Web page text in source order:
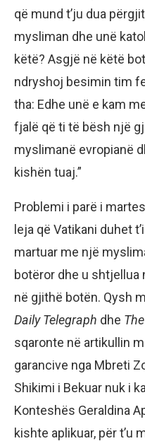
që mund t’ju dua
mysliman dhe unë
këtë? Asgjë në këtë
ndryshoj besimin tim
tha: Edhe unë e kam
fjalë që ti të bësh një
myslimanë evropianë
kishën tuaj.”
Problemi i parë i
leja që Vatikani duhet
martuar me një
botëror dhe u shtjellua
në gjithë botën. Qysh
Daily Telegraph dhe
sqaronte në artikullin
garancive nga Mbreti
Shikimi i Bekuar nuk i
Konteshës Geraldina
kishte aplikuar, për t’u